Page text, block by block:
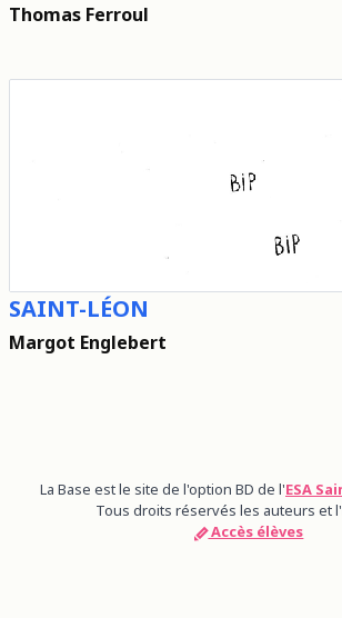
Thomas Ferroul
SAINT-LÉON
Margot Englebert
La Base est le site de l'option BD de l'ESA
Tous droits réservés les auteurs et
Accès élèves